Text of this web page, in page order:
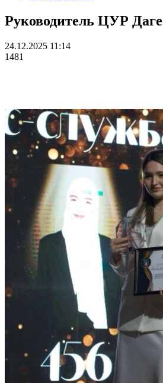
Руководитель ЦУР
24.12.2025 11:14
1481